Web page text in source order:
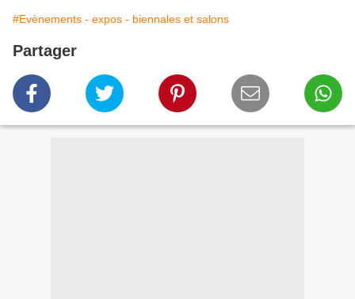
#Evènements - expos - biennales et salons
Partager